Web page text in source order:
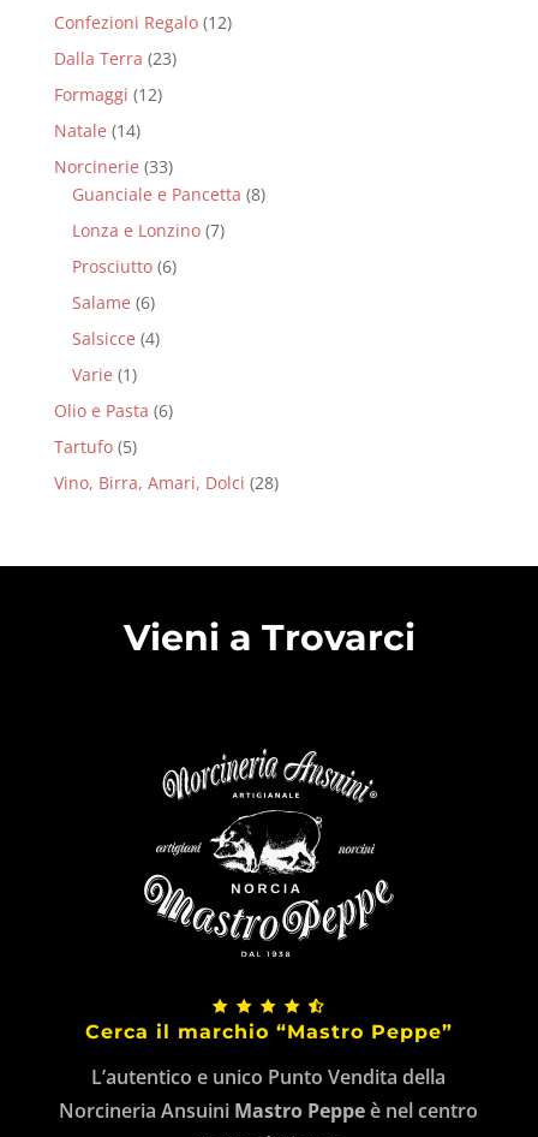
Confezioni Regalo (12)
Dalla Terra (23)
Formaggi (12)
Natale (14)
Norcinerie (33)
Guanciale e Pancetta (8)
Lonza e Lonzino (7)
Prosciutto (6)
Salame (6)
Salsicce (4)
Varie (1)
Olio e Pasta (6)
Tartufo (5)
Vino, Birra, Amari, Dolci (28)
Vieni a Trovarci
Cerca il marchio “Mastro Peppe”
L’autentico e unico Punto Vendita della
Norcineria Ansuini Mastro Peppeè nel centro